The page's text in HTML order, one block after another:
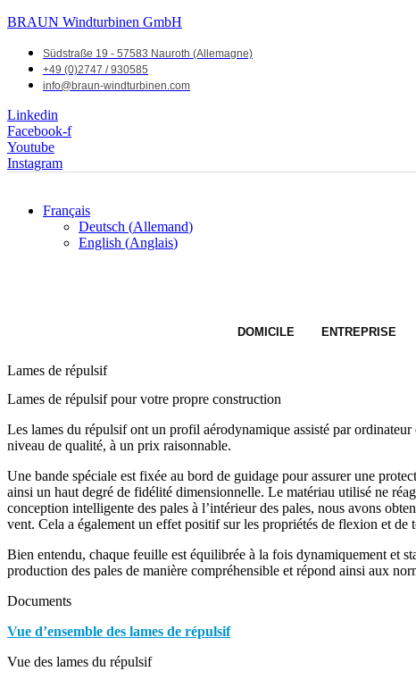
BRAUN Windturbinen GmbH
Südstraße 19 - 57583 Nauroth (Allemagne)
+49 (0)2747 / 930585
info@braun-windturbinen.com
Linkedin
Facebook-f
Youtube
Instagram
Français
Deutsch (Allemand)
English (Anglais)
DOMICILE ENTREPRISE
Lames de répulsif
Lames de répulsif pour votre propre construction
Les lames du répulsif ont un profil aérodynamique assisté par
niveau de qualité, à un prix raisonnable.
Une bande spéciale est fixée au bord de guidage pour assurer une
ainsi un haut degré de fidélité dimensionnelle. Le matériau utilisé ne
conception intelligente des pales à l’intérieur des pales, nous avons
vent. Cela a également un effet positif sur les propriétés de flexion et de
Bien entendu, chaque feuille est équilibrée à la fois dynamiquement et
production des pales de manière compréhensible et répond ainsi aux
Documents
Vue d’ensemble des lames de répulsif
Vue des lames du répulsif